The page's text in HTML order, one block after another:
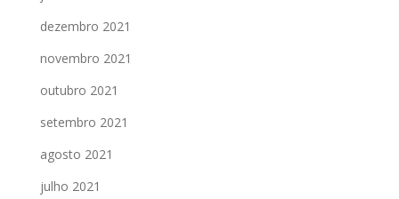
dezembro 2021
novembro 2021
outubro 2021
setembro 2021
agosto 2021
julho 2021